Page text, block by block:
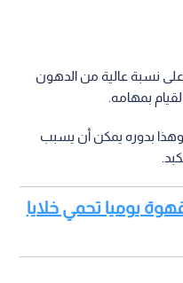
على نسبة عالية من الدهون
بمهامه.
بدوره يمكن أن يسبب
من القهوة يوميا تحمي خلايا